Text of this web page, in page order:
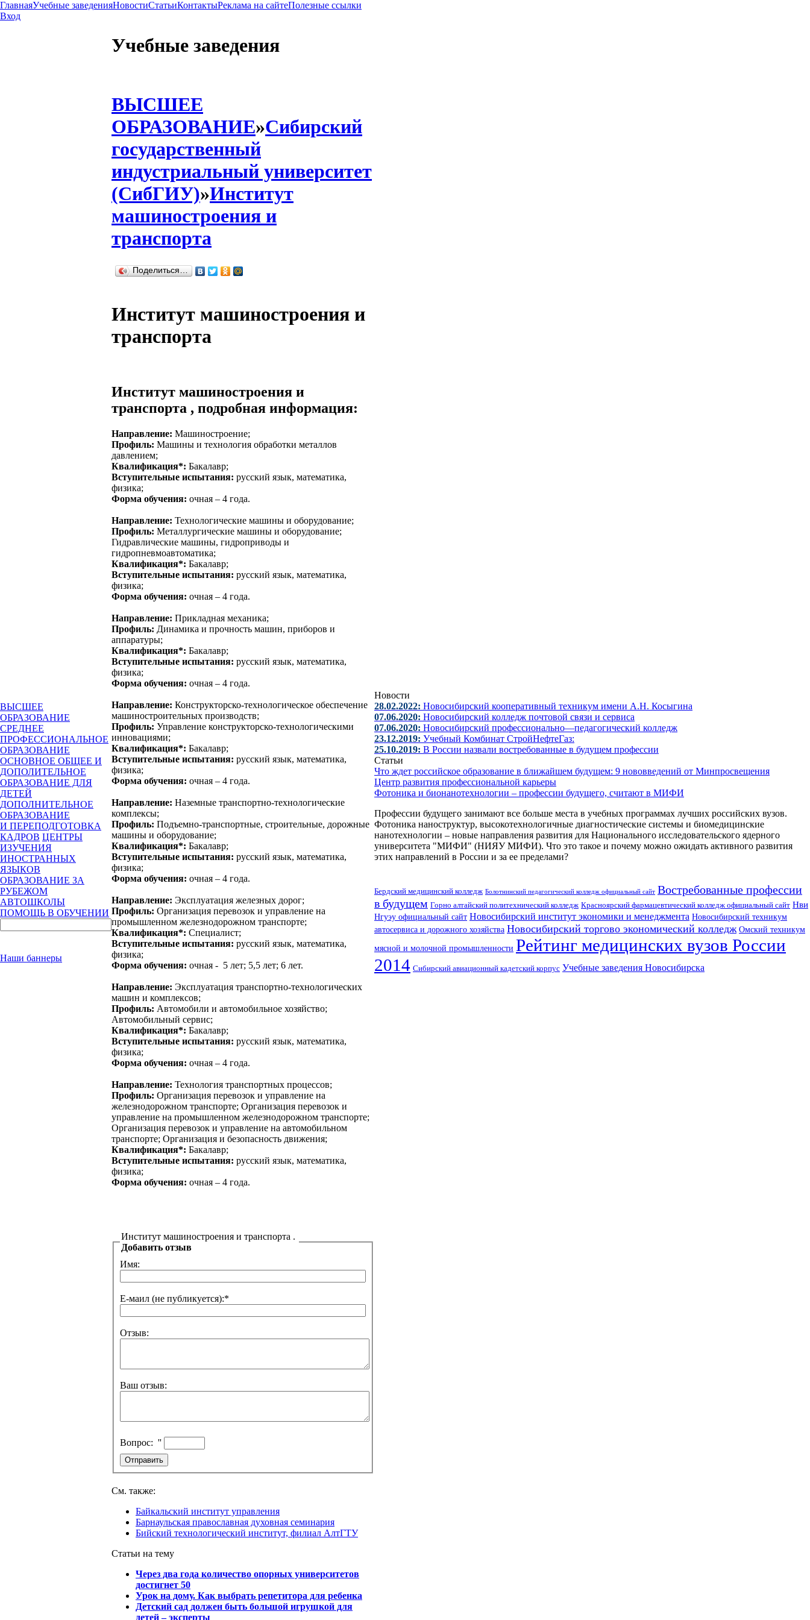
ГлавнаяУчебные заведенияНовостиСтатьиКонтактыРеклама на сайтеПолезные ссылки
Вход
ВЫСШЕЕ
ОБРАЗОВАНИЕ
СРЕДНЕЕ
ПРОФЕССИОНАЛЬНОЕ
ОБРАЗОВАНИЕ
ОСНОВНОЕ ОБЩЕЕ И
ДОПОЛИТЕЛЬНОЕ
ОБРАЗОВАНИЕ ДЛЯ
ДЕТЕЙ
ДОПОЛНИТЕЛЬНОЕ
ОБРАЗОВАНИЕ
И ПЕРЕПОДГОТОВКА
КАДРОВ ЦЕНТРЫ
ИЗУЧЕНИЯ
ИНОСТРАННЫХ
ЯЗЫКОВ
ОБРАЗОВАНИЕ ЗА
РУБЕЖОМ
АВТОШКОЛЫ
ПОМОЩЬ В ОБУЧЕНИИ
Наши баннеры
Учебные заведения
ВЫСШЕЕ
ОБРАЗОВАНИЕ»Сибирский
государственный
индустриальный университет
(СибГИУ)»Институт
машиностроения и
транспорта
Поделиться…
Институт машиностроения и
транспорта
Институт машиностроения и
транспорта , подробная информация:
Направление: Машиностроение;
Профиль: Машины и технология обработки металлов
давлением;
Квалификация*: Бакалавр;
Вступительные испытания: русский язык, математика,
физика;
Форма обучения: очная – 4 года.
Направление: Технологические машины и оборудование;
Профиль: Металлургические машины и оборудование;
Гидравлические машины, гидроприводы и
гидропневмоавтоматика;
Квалификация*: Бакалавр;
Вступительные испытания: русский язык, математика,
физика;
Форма обучения: очная – 4 года.
Направление: Прикладная механика;
Профиль: Динамика и прочность машин, приборов и
аппаратуры;
Квалификация*: Бакалавр;
Вступительные испытания: русский язык, математика,
физика;
Форма обучения: очная – 4 года.
Направление: Конструкторско-технологическое обеспечение
машиностроительных производств;
Профиль: Управление конструкторско-технологическими
инновациями;
Квалификация*: Бакалавр;
Вступительные испытания: русский язык, математика,
физика;
Форма обучения: очная – 4 года.
Направление: Наземные транспортно-технологические
комплексы;
Профиль: Подъемно-транспортные, строительные, дорожные
машины и оборудование;
Квалификация*: Бакалавр;
Вступительные испытания: русский язык, математика,
физика;
Форма обучения: очная – 4 года.
Направление: Эксплуатация железных дорог;
Профиль: Организация перевозок и управление на
промышленном железнодорожном транспорте;
Квалификация*: Специалист;
Вступительные испытания: русский язык, математика,
физика;
Форма обучения: очная - 5 лет; 5,5 лет; 6 лет.
Направление: Эксплуатация транспортно-технологических
машин и комплексов;
Профиль: Автомобили и автомобильное хозяйство;
Автомобильный сервис;
Квалификация*: Бакалавр;
Вступительные испытания: русский язык, математика,
физика;
Форма обучения: очная – 4 года.
Направление: Технология транспортных процессов;
Профиль: Организация перевозок и управление на
железнодорожном транспорте; Организация перевозок и
управление на промышленном железнодорожном транспорте;
Организация перевозок и управление на автомобильном
транспорте; Организация и безопасность движения;
Квалификация*: Бакалавр;
Вступительные испытания: русский язык, математика,
физика;
Форма обучения: очная – 4 года.
Институт машиностроения и транспорта .
Добавить отзыв
Имя:
Е-маил (не публикуется):*
Отзыв:
Ваш отзыв:
Вопрос: ''
См. также:
Байкальский институт управления
Барнаульская православная духовная семинария
Бийский технологический институт, филиал АлтГТУ
Статьи на тему
Через два года количество опорных университетов
достигнет 50
Урок на дому. Как выбрать репетитора для ребенка
Детский сад должен быть большой игрушкой для
детей – эксперты
Новости
28.02.2022: Новосибирский кооперативный техникум имени А.Н. Косыгина
07.06.2020: Новосибирский колледж почтовой связи и сервиса
07.06.2020: Новосибирский профессионально—педагогический колледж
23.12.2019: Учебный Комбинат СтройНефтеГаз:
25.10.2019: В России назвали востребованные в будущем профессии
Статьи
Что ждет российское образование в ближайшем будущем: 9 нововведений от Минпросвещения
Центр развития профессиональной карьеры
Фотоника и бионанотехнологии – профессии будущего, считают в МИФИ
Профессии будущего занимают все больше места в учебных программах лучших российских вузов.
Фотоника наноструктур, высокотехнологичные диагностические системы и биомедицинские
нанотехнологии – новые направления развития для Национального исследовательского ядерного
университета "МИФИ" (НИЯУ МИФИ). Что это такое и почему можно ожидать активного развития
этих направлений в России и за ее пределами?
Бердский медицинский колледж Болотнинский педагогический колледж официальный сайт Востребованные профессии
в будущем Горно алтайский политехнический колледж Красноярский фармацевтический колледж официальный сайт Нви
Нгуэу официальный сайт Новосибирский институт экономики и менеджмента Новосибирский техникум
автосервиса и дорожного хозяйства Новосибирский торгово экономический колледж Омский техникум
мясной и молочной промышленности Рейтинг медицинских вузов России
2014 Сибирский авиационный кадетский корпус Учебные заведения Новосибирска